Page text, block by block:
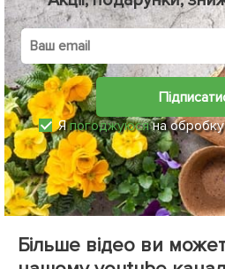
Япогоджуюсяна
Більше відео ви